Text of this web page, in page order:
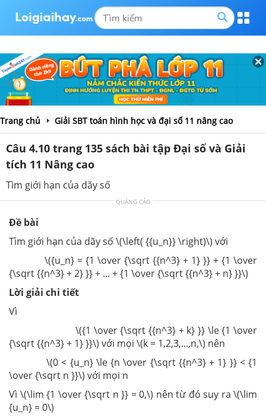
Trang chủ Giải SBT toán hình học và đại số 11 nâng cao
Câu 4.10 trang 135 sách bài tập Đại số và Giải
tích 11 Nâng cao
Tìm giới hạn của dãy số
QUẢNG CÁO
Đề bài
Tìm giới hạn của dãy số \(\left( {{u_n}} \right)\) với
\({u_n} = {1 \over {\sqrt {{n^3} + 1} }} + {1 \over
{\sqrt {{n^3} + 2} }} + ... + {1 \over {\sqrt {{n^3} + n} }}\)
Lời giải chi tiết
Vì
\({1 \over {\sqrt {{n^3} + k} }} \le {1 \over
{\sqrt {{n^3} + 1} }}\) với mọi \(k = 1,2,3,...,n,\) nên
\(0 < {u_n} \le {n \over {\sqrt {{n^3} + 1} }} < {1
\over {\sqrt n }}\) với mọi n
Vì \(\lim {1 \over {\sqrt n }} = 0,\) nên từ đó suy ra \(\lim
{u_n} = 0\)